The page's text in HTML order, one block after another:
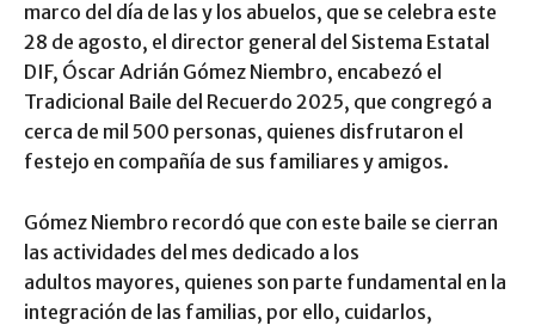
marco del día de las y los abuelos, que se celebra este
28 de agosto, el director general del Sistema Estatal
DIF, Óscar Adrián Gómez Niembro, encabezó el
Tradicional Baile del Recuerdo 2025, que congregó a
cerca de mil 500 personas, quienes disfrutaron el
festejo en compañía de sus familiares y amigos.
Gómez Niembro recordó que con este baile se cierran
las actividades del mes dedicado a los
adultos mayores, quienes son parte fundamental en la
integración de las familias, por ello, cuidarlos,